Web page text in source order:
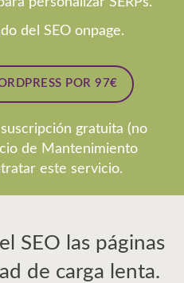
del SEO onpage.
POR 97€
gratuita (no
de Mantenimiento
este servicio.
SEO las páginas
de carga lenta.